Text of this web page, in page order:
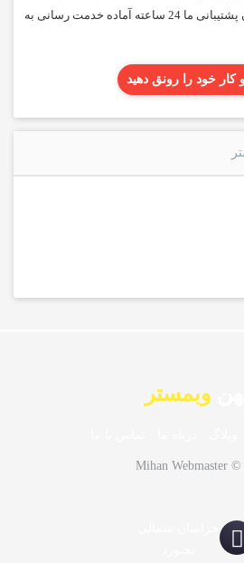
با ما تماس بگیرید.کارشناسان پشتیبانی ما 24 ساعته آماده خدمت رسانی به
خود را رونق دهید
وبمستر
Mihan Webmaster ©